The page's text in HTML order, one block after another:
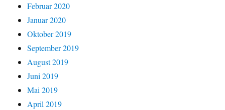
Februar 2020
Januar 2020
Oktober 2019
September 2019
August 2019
Juni 2019
Mai 2019
April 2019